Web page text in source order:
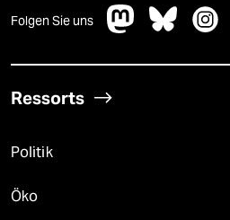
Folgen Sie uns
Ressorts
Politik
Öko